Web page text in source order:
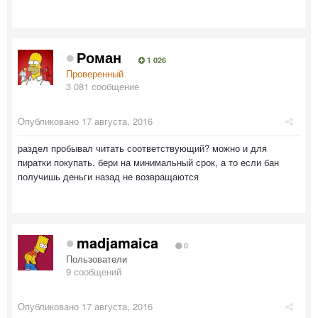
Роман 1 026
Проверенный
3 081 сообщение
Опубликовано 17 августа, 2016
раздел пробывал читать соответствующий? можно и для
пиратки покупать. бери на минимальный срок, а то если бан
получишь деньги назад не возвращаются
madjamaica 0
Пользователи
9 сообщений
Опубликовано 17 августа, 2016